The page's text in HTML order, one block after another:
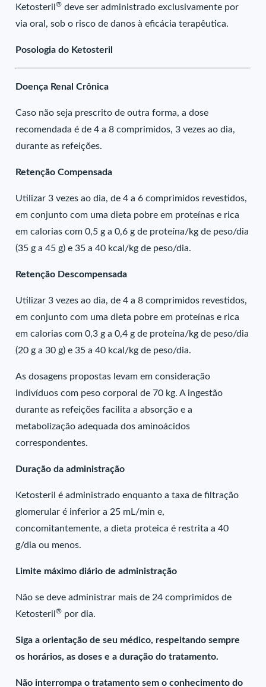
Ketosteril® deve ser administrado exclusivamente por
via oral, sob o risco de danos à eficácia terapêutica.
Posologia do Ketosteril
Doença Renal Crônica
Caso não seja prescrito de outra forma, a dose
recomendada é de 4 a 8 comprimidos, 3 vezes ao dia,
durante as refeições.
Retenção Compensada
Utilizar 3 vezes ao dia, de 4 a 6 comprimidos revestidos,
em conjunto com uma dieta pobre em proteínas e rica
em calorias com 0,5 g a 0,6 g de proteína/kg de peso/dia
(35 g a 45 g) e 35 a 40 kcal/kg de peso/dia.
Retenção Descompensada
Utilizar 3 vezes ao dia, de 4 a 8 comprimidos revestidos,
em conjunto com uma dieta pobre em proteínas e rica
em calorias com 0,3 g a 0,4 g de proteína/kg de peso/dia
(20 g a 30 g) e 35 a 40 kcal/kg de peso/dia.
As dosagens propostas levam em consideração
indivíduos com peso corporal de 70 kg. A ingestão
durante as refeições facilita a absorção e a
metabolização adequada dos aminoácidos
correspondentes.
Duração da administração
Ketosteril é administrado enquanto a taxa de filtração
glomerular é inferior a 25 mL/min e,
concomitantemente, a dieta proteica é restrita a 40
g/dia ou menos.
Limite máximo diário de administração
Não se deve administrar mais de 24 comprimidos de
Ketosteril® por dia.
Siga a orientação de seu médico, respeitando sempre
os horários, as doses e a duração do tratamento.
Não interrompa o tratamento sem o conhecimento do